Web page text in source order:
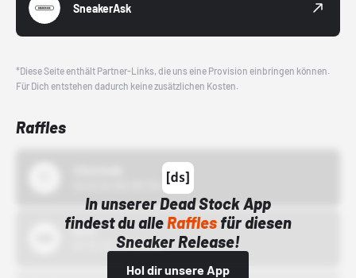
SneakerAsk
*Diese Seite enthält Partner-Links, die uns eine Provision einbringen können.
Für Dich entstehen dadurch keine zusätzlichen Kosten.
Raffles
In unserer Dead Stock App
findest du alleRafflesfür diesen
Sneaker Release!
Hol dir unsere App
Bstn
01.10.22 00:00 Uhr